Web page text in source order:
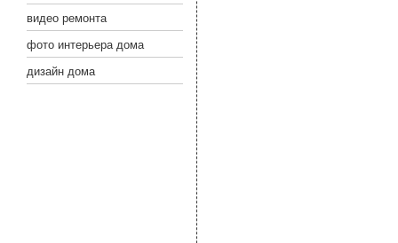
видео ремонта
фото интерьера дома
дизайн дома